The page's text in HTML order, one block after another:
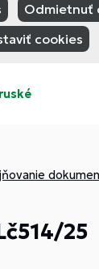
Odmietnuť
cookies
25